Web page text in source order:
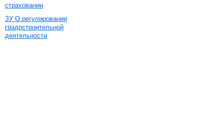
страховании
ЗУ О регулировании
градостроительной
деятельности